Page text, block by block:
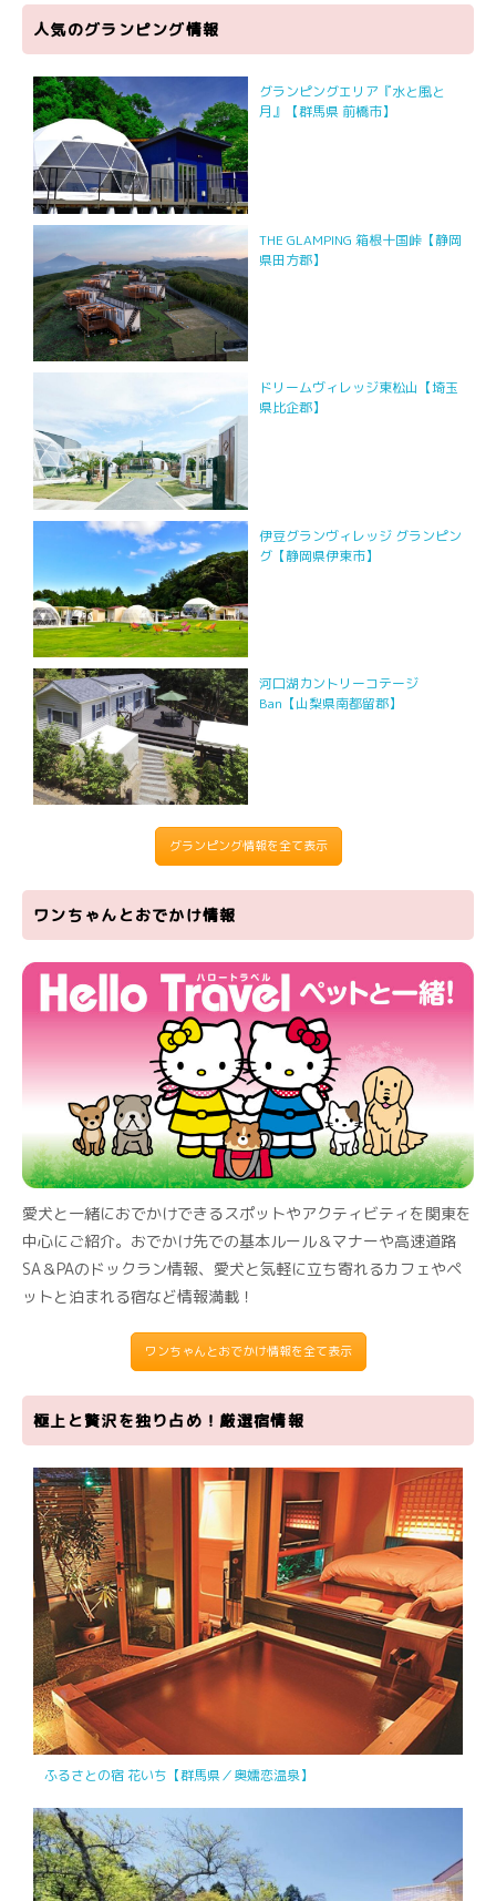
人気のグランピング情報
グランピングエリア『水と風と
月』【群馬県 前橋市】
THE GLAMPING 箱根十国峠【静岡
県田方郡】
ドリームヴィレッジ東松山【埼玉
県比企郡】
伊豆グランヴィレッジ グランピン
グ【静岡県伊東市】
河口湖カントリーコテージ
Ban【山梨県南都留郡】
グランピング情報を全て表示
ワンちゃんとおでかけ情報
愛犬と一緒におでかけできるスポットやアクティビティを関東を
中心にご紹介。おでかけ先での基本ルール＆マナーや高速道路
SA＆PAのドックラン情報、愛犬と気軽に立ち寄れるカフェやペ
ットと泊まれる宿など情報満載！
ワンちゃんとおでかけ情報を全て表示
極上と贅沢を独り占め！厳選宿情報
ふるさとの宿 花いち【群馬県／奥嬬恋温泉】